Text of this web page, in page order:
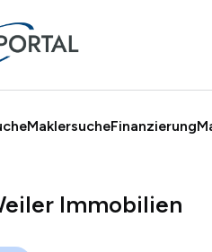
MaklersucheFinanzierung
Immobilien